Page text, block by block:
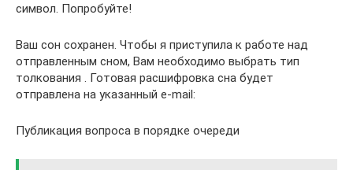
символ. Попробуйте!
Ваш сон сохранен. Чтобы я приступила к работе над
отправленным сном, Вам необходимо выбрать тип
толкования . Готовая расшифровка сна будет
отправлена на указанный e-mail:
Публикация вопроса в порядке очереди